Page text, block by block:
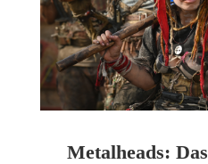
Metalheads: Das